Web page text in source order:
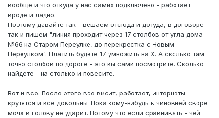
вообще и что откуда у нас самих подключено - работает
вроде и ладно.
Поэтому давайте так - вешаем отсюда и дотуда, в договоре
так и пишем "линия проходит через 17 столбов от угла дома
№66 на Старом Переулке, до перекрестка с Новым
Переулком". Платить будете 17 умножить на Х. А сколько там
точно столбов по дороге - это вы сами посмотрите. Сколько
найдете - на столько и повесите.
Вот и все. После этого все висит, работает, интернеты
крутятся и все довольны. Пока кому-нибудь в чиновней своре
моча в голову не ударит. Потому что если сравнивать - чей